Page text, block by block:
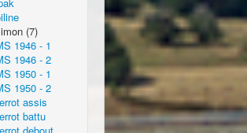
(7)
1946 - 1
1946 - 2
1950 - 1
1950 - 2
assis
battu